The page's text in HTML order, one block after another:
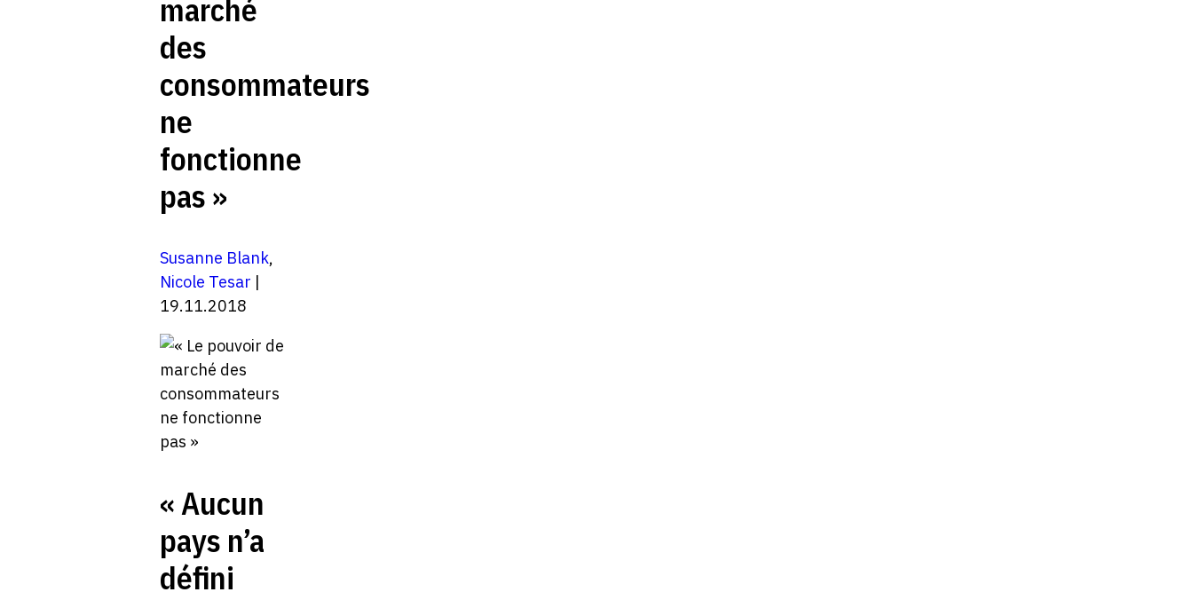
marché
des
consommateurs
ne
fonctionne
pas »
Susanne Blank,
Nicole Tesar |
19.11.2018
« Aucun
pays n’a
défini